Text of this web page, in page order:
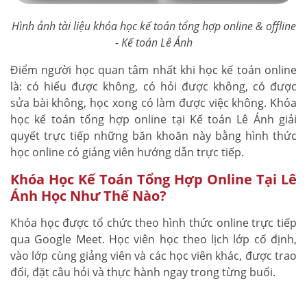
Hình ảnh tài liệu khóa học kế toán tổng hợp online & offline
- Kế toán Lê Ánh
Điểm người học quan tâm nhất khi học kế toán online
là: có hiểu được không, có hỏi được không, có được
sửa bài không, học xong có làm được việc không. Khóa
học kế toán tổng hợp online tại Kế toán Lê Ánh giải
quyết trực tiếp những băn khoăn này bằng hình thức
học online có giảng viên hướng dẫn trực tiếp.
Khóa Học Kế Toán Tổng Hợp Online Tại Lê
Ánh Học Như Thế Nào?
Khóa học được tổ chức theo hình thức online trực tiếp
qua Google Meet. Học viên học theo lịch lớp cố định,
vào lớp cùng giảng viên và các học viên khác, được trao
đổi, đặt câu hỏi và thực hành ngay trong từng buổi.